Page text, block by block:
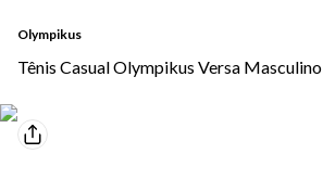
Olympikus
Tênis Casual Olympikus Versa Masculino
1º tenis
2º tênis feminino
3 tênis masculino